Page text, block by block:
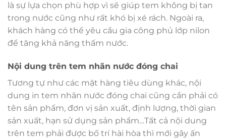
là sự lựa chọn phù hợp vì sẽ giúp tem không bị tan
trong nước cũng như rất khó bị xé rách. Ngoài ra,
khách hàng có thể yêu cầu gia công phủ lớp nilon
để tăng khả năng thấm nước.
Nội dung trên tem nhãn nước đóng chai
Tương tự như các mặt hàng tiêu dùng khác, nội
dung in tem nhãn nước đóng chai cũng cần phải có
tên sản phẩm, đơn vị sản xuất, định lượng, thời gian
sản xuất, hạn sử dụng sản phẩm…Tất cả nội dung
trên tem phải được bố trí hài hòa thì mới gây ấn